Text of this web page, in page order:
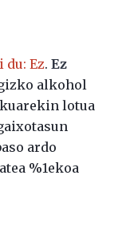
du: Ez.Ez
alkohol
lotua
ardo
%1ekoa